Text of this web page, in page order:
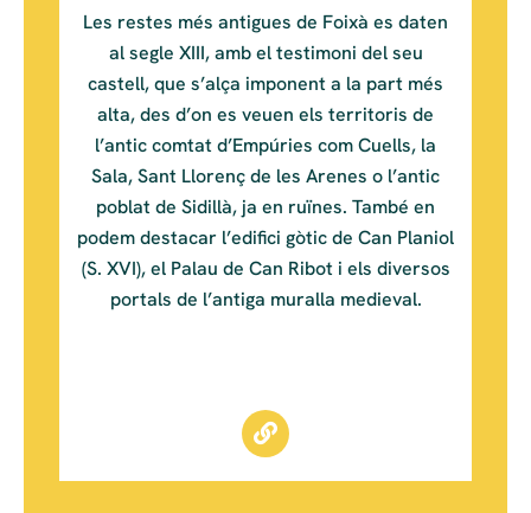
Les restes més antigues de Foixà es daten
al segle XIII, amb el testimoni del seu
castell, que s’alça imponent a la part més
alta, des d’on es veuen els territoris de
l’antic comtat d’Empúries com Cuells, la
Sala, Sant Llorenç de les Arenes o l’antic
poblat de Sidillà, ja en ruïnes. També en
podem destacar l’edifici gòtic de Can Planiol
(S. XVI), el Palau de Can Ribot i els diversos
portals de l’antiga muralla medieval.